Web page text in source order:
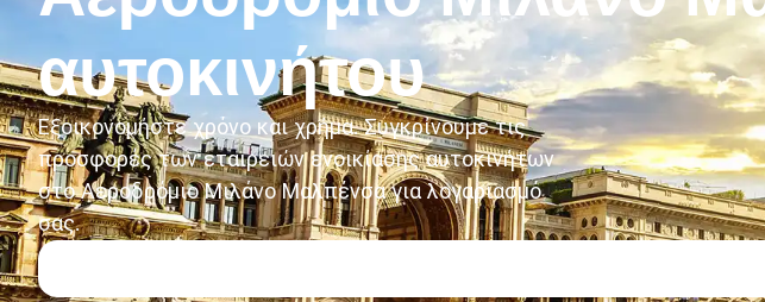
αυτοκινήτου
Εξοικονομήστε χρόνο και χρήμα. Συγκρίνουμε τις
προσφορές των εταιρειών ενοικίασης αυτοκινήτων
στο Αεροδρόμιο Μιλάνο Μαλπένσα για λογαριασμό
σας.